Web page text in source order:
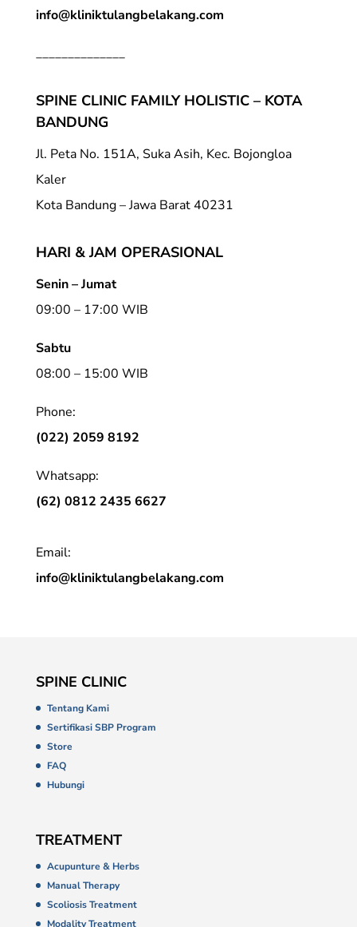
info@kliniktulangbelakang.com
______________
SPINE CLINIC FAMILY HOLISTIC – KOTA
BANDUNG
Jl. Peta No. 151A, Suka Asih, Kec. Bojongloa
Kaler
Kota Bandung – Jawa Barat 40231
HARI & JAM OPERASIONAL
Senin – Jumat
09:00 – 17:00 WIB
Sabtu
08:00 – 15:00 WIB
Phone:
(022) 2059 8192
Whatsapp:
(62) 0812 2435 6627
Email:
info@kliniktulangbelakang.com
SPINE CLINIC
Tentang Kami
Sertifikasi SBP Program
Store
FAQ
Hubungi
TREATMENT
Acupunture & Herbs
Manual Therapy
Scoliosis Treatment
Modality Treatment